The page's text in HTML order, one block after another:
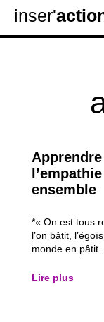
inser'
ensemble
*« On est tous
l’on bâtit,
monde en pâtit.
comprendre ce
Lire plus